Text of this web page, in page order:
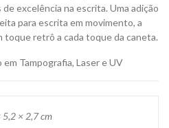
excelência na escrita. Uma adição
para escrita em movimento, a
toque retrô a cada toque da caneta.
Tampografia, Laser e UV
5,2 × 2,7 cm